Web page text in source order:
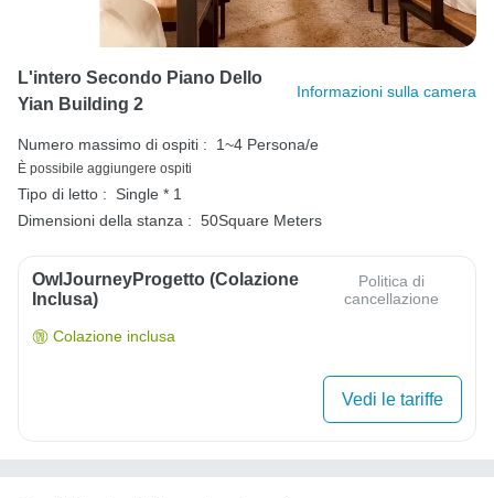
L'intero Secondo Piano Dello
Yian Building 2
Informazioni sulla camera
Numero massimo di ospiti : 1~4 Persona/e
È possibile aggiungere ospiti
Tipo di letto :
Single * 1
Dimensioni della stanza : 50Square Meters
OwlJourneyProgetto (colazione
Inclusa)
Politica di
cancellazione
Colazione inclusa
Vedi le tariffe